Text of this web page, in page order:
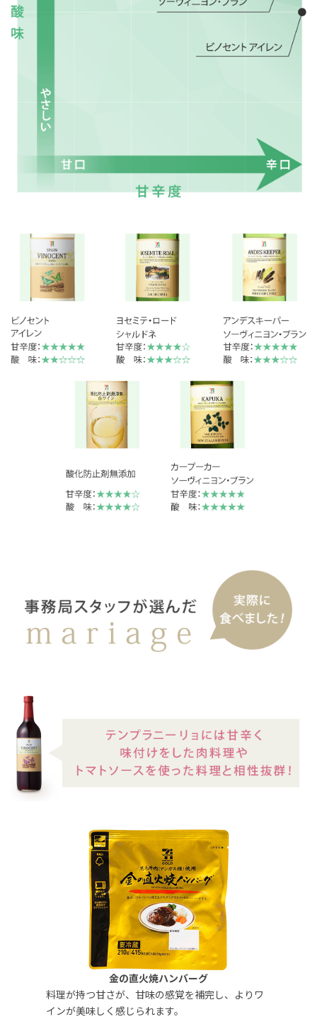
金の直火焼ハンバーグ
料理が持つ甘さが、甘味の感覚を補完し、よりワ
インが美味しく感じられます。